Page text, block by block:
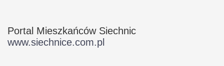
Portal Mieszkańców Siechnic
www.siechnice.com.pl